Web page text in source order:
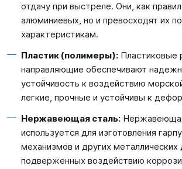
отдачу при выстреле. Они, как
алюминиевых, но и превосходят их по
характеристикам.
Пластик (полимеры): Пластиковые
направляющие обеспечивают
устойчивость к воздействию
легкие, прочные и устойчивы к
Нержавеющая сталь:
используется для изготовления
механизмов и других металлических
подверженных воздействию